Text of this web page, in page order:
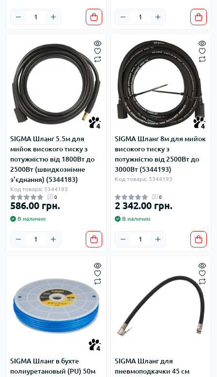
4
SIGMA Шланг 5.5м для
мийок високого тиску з
потужністю від 1800Вт до
2500Вт (швидкознімне
з'єднання) (5344183)
Код товара: 5344183
0
586.00 грн.
В наличии
4
SIGMA Шланг 8м для мийок
високого тиску з
потужністю від 2500Вт до
3000Вт (5344193)
Код товара: 5344193
0
2 342.00 грн.
В наличии
4
SIGMA Шланг в бухте
полиуретановый (PU) 50м
SIGMA Шланг для
пневмоподкачки 45 см